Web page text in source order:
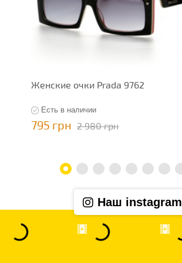
Женские очки Prada 9762
Есть в наличии
795 грн 2 980 грн
Наш instagram